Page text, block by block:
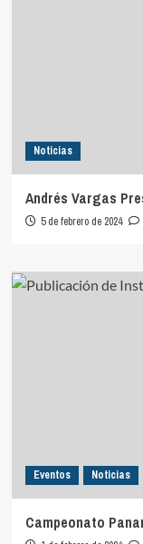
Noticias
Andrés Vargas
5 de febrero de 2024
Eventos Noticias
Campeonato